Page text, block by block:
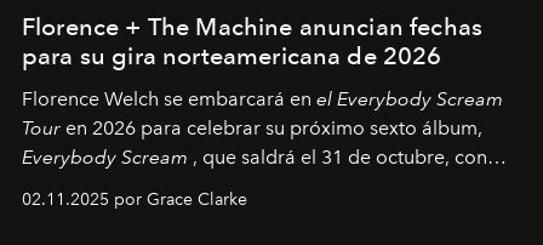
Florence + The Machine anuncian fechas
para su gira norteamericana de 2026
Florence Welch se embarcará en el Everybody Scream
Tour en 2026 para celebrar su próximo sexto álbum,
Everybody Scream , que saldrá el 31 de octubre, con
02.11.2025 por Grace Clarke